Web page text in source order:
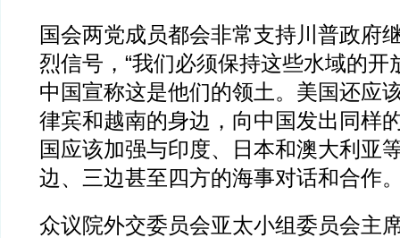
国会两党成员都会非常支持川普政府
烈信号，“我们必须保持这些水域的开
中国宣称这是他们的领土。美国还应
律宾和越南的身边，向中国发出同样
国应该加强与印度、日本和澳大利亚
边、三边甚至四方的海事对话和合作
众议院外交委员会亚太小组委员会主